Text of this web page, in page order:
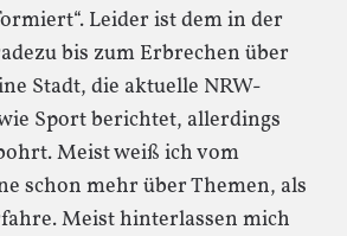
Leider ist dem in der
bis zum Erbrechen über
Stadt, die aktuelle NRW-
Sport berichtet, allerdings
Meist weiß ich vom
schon mehr über Themen, als
Meist hinterlassen mich